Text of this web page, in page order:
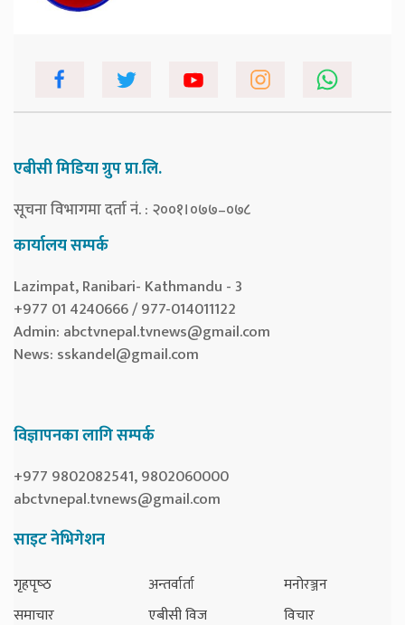
एबीसी मिडिया ग्रुप प्रा.लि.
सूचना विभागमा दर्ता नं. : २००१।०७७–०७८
कार्यालय सम्पर्क
Lazimpat, Ranibari- Kathmandu - 3
+977 01 4240666 / 977-014011122
Admin: abctvnepal.tvnews@gmail.com
News: sskandel@gmail.com
विज्ञापनका लागि सम्पर्क
+977 9802082541, 9802060000
abctvnepal.tvnews@gmail.com
साइट नेभिगेशन
गृहपृष्‍ठ
समाचार
अन्तर्वार्ता
एबीसी विज
मनोरञ्जन
विचार